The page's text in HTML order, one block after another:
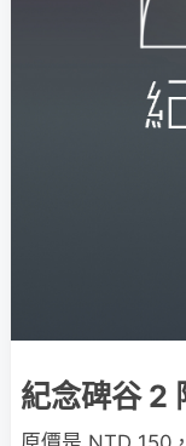
紀念碑谷 2